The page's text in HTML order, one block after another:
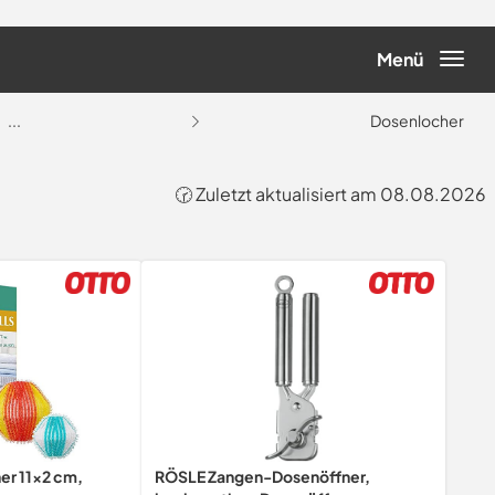
Menü
... Dosenlocher
🕝 Zuletzt aktualisiert am 08.08.2026
11x2 cm,
RÖSLE Zangen-Dosenöffner,